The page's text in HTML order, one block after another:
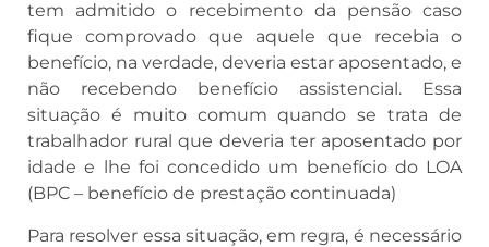
tem admitido o recebimento da pensão caso
fique comprovado que aquele que recebia o
benefício, na verdade, deveria estar aposentado, e
não recebendo benefício assistencial. Essa
situação é muito comum quando se trata de
trabalhador rural que deveria ter aposentado por
idade e lhe foi concedido um benefício do LOA
(BPC – benefício de prestação continuada)
Para resolver essa situação, em regra, é necessário